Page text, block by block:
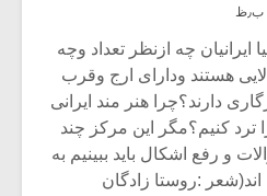
چه ازنظر تعداد وچه
هستند ودارای ارج وقرب
دارند؟چرا هنر مند ایرانی
ترد کنیم؟مگر این مرکز چند
و رفع اشکال باید ببینیم به
:روستا زادگان